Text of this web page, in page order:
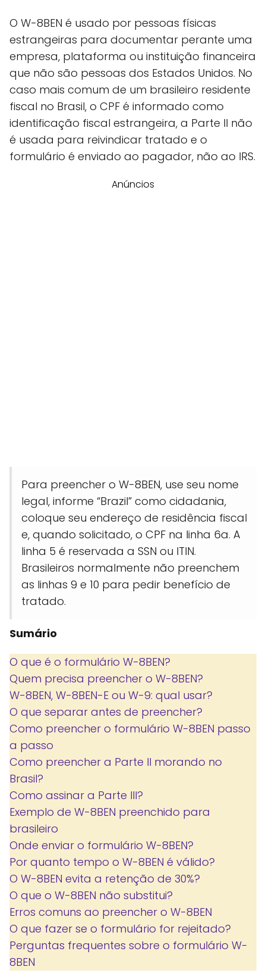
O W-8BEN é usado por pessoas físicas
estrangeiras para documentar perante uma
empresa, plataforma ou instituição financeira
que não são pessoas dos Estados Unidos. No
caso mais comum de um brasileiro residente
fiscal no Brasil, o CPF é informado como
identificação fiscal estrangeira, a Parte II não
é usada para reivindicar tratado e o
formulário é enviado ao pagador, não ao IRS.
Anúncios
Para preencher o W-8BEN, use seu nome
legal, informe “Brazil” como cidadania,
coloque seu endereço de residência fiscal
e, quando solicitado, o CPF na linha 6a. A
linha 5 é reservada a SSN ou ITIN.
Brasileiros normalmente não preenchem
as linhas 9 e 10 para pedir benefício de
tratado.
Sumário
O que é o formulário W-8BEN?
Quem precisa preencher o W-8BEN?
W-8BEN, W-8BEN-E ou W-9: qual usar?
O que separar antes de preencher?
Como preencher o formulário W-8BEN passo
a passo
Como preencher a Parte II morando no
Brasil?
Como assinar a Parte III?
Exemplo de W-8BEN preenchido para
brasileiro
Onde enviar o formulário W-8BEN?
Por quanto tempo o W-8BEN é válido?
O W-8BEN evita a retenção de 30%?
O que o W-8BEN não substitui?
Erros comuns ao preencher o W-8BEN
O que fazer se o formulário for rejeitado?
Perguntas frequentes sobre o formulário W-
8BEN